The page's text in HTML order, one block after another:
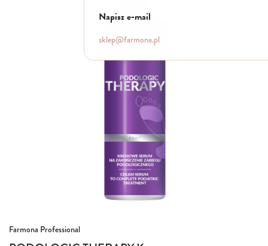
Napisz e-mail
sklep@farmona.pl
Farmona Professional
Przejdź
na